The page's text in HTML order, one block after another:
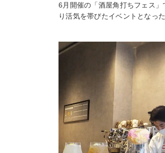
6月開催の「酒屋角打ちフェス
り活気を帯びたイベントとなった